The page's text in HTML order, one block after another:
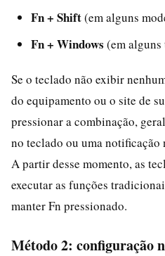
Fn + Shift(em alguns
Fn + Windows (em alguns
Se o teclado não exibir
do equipamento ou o site de
pressionar a combinação,
no teclado ou uma notificação
A partir desse momento, as
executar as funções
manter Fn pressionado.
Método 2: configuração